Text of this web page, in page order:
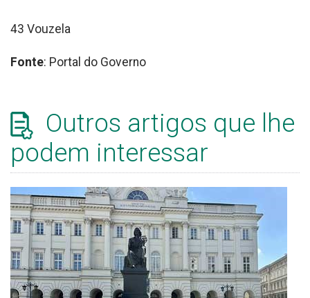
43 Vouzela
Fonte: Portal do Governo
Outros artigos que lhe
podem interessar